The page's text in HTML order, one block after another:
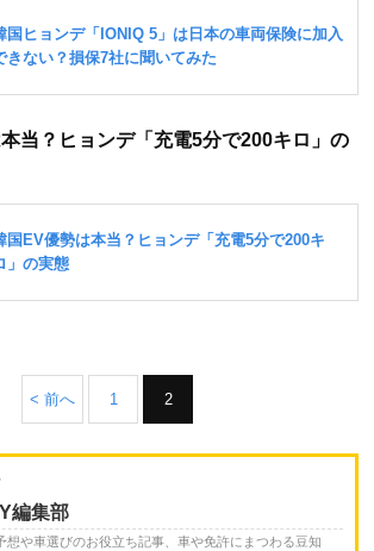
当？ヒョンデ「充電5分で200キロ」の
< 前へ 1 2
編集部
想や車選びのお役立ち記事、車や免許にまつわる豆知